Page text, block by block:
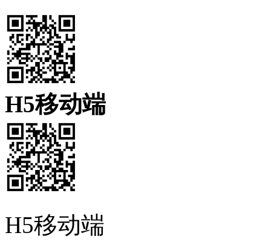
H5移动端
H5移动端